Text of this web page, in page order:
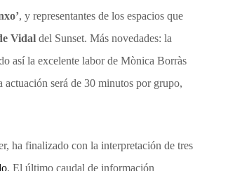
, y representantes de los espacios que
Vidal del Sunset. Más novedades: la
así la excelente labor de Mònica Borràs
actuación será de 30 minutos por grupo,
ha finalizado con la interpretación de tres
. El último caudal de información